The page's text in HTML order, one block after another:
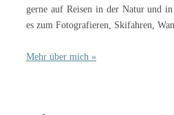
gerne auf Reisen in der Natur und
es zum Fotografieren, Skifahren,
Mehr über mich »